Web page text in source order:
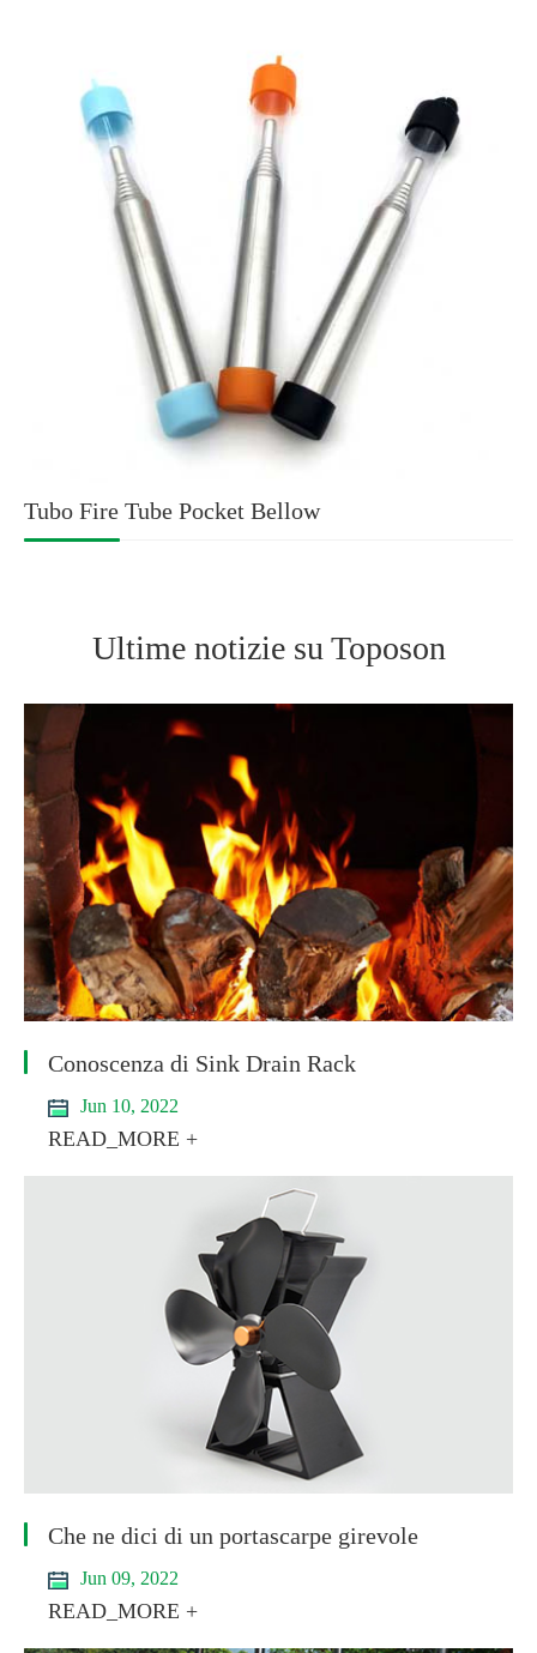
Tubo Fire Tube Pocket Bellow
Ultime notizie su Toposon
Conoscenza di Sink Drain Rack
Jun 10, 2022
READ_MORE +
Che ne dici di un portascarpe girevole
Jun 09, 2022
READ_MORE +